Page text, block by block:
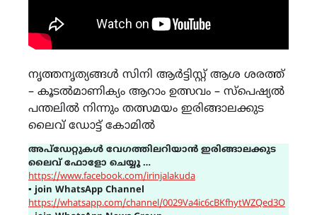
നൃത്തനൃത്യങ്ങൾ സിനി ആർട്ടിസ്റ്റ് ആശ ശരത്ത്
– കൂടൽമാണിക്യം ആറാം ഉത്സവം – സ്പെഷ്യൽ
പന്തലിൽ നിന്നും തത്സമയം ഇരിങ്ങാലക്കുട
ലൈവ് ഡോട്ട് കോമിൽ
അപ്ഡേറ്റുകൾ വേഗത്തിലറിയാൻ ഇരിങ്ങാലക്കുട
ലൈവ് ഫോളോ ചെയ്യൂ …
https://www.facebook.com/irinjalakuda
▪join WhatsApp Channel
https://whatsapp.com/channel/0029Va4ic6cBKfhytWZQed3O